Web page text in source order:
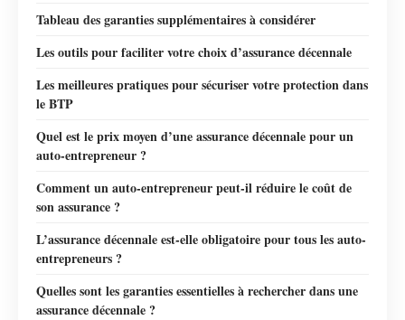
Tableau des garanties supplémentaires à considérer
Les outils pour faciliter votre choix d’assurance décennale
Les meilleures pratiques pour sécuriser votre protection dans
le BTP
Quel est le prix moyen d’une assurance décennale pour un
auto-entrepreneur ?
Comment un auto-entrepreneur peut-il réduire le coût de
son assurance ?
L’assurance décennale est-elle obligatoire pour tous les auto-
entrepreneurs ?
Quelles sont les garanties essentielles à rechercher dans une
assurance décennale ?